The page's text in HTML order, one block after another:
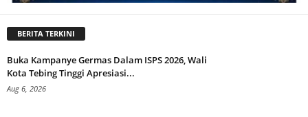
BERITA TERKINI
Buka Kampanye Germas Dalam ISPS 2026, Wali
Kota Tebing Tinggi Apresiasi...
Aug 6, 2026